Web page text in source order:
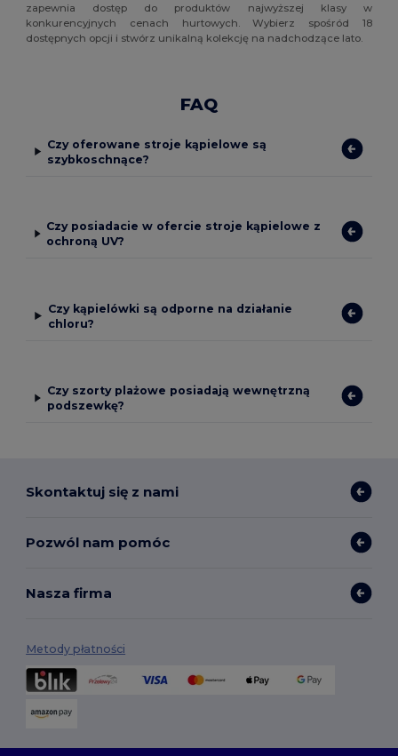
zapewnia dostęp do produktów najwyższej klasy w
konkurencyjnych cenach hurtowych. Wybierz spośród 18
dostępnych opcji i stwórz unikalną kolekcję na nadchodzące lato.
FAQ
Czy oferowane stroje kąpielowe są
szybkoschnące?
Czy posiadacie w ofercie stroje kąpielowe z
ochroną UV?
Czy kąpielówki są odporne na działanie
chloru?
Czy szorty plażowe posiadają wewnętrzną
podszewkę?
Skontaktuj się z nami
Pozwól nam pomóc
Nasza firma
Metody płatności